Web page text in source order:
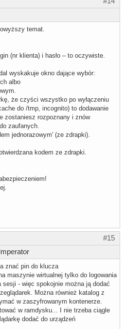
temat.
(nr klienta) i hasło – to oczywiste.
wyskakuje okno dające wybór:
albo
że czyści wszystko po wyłączeniu
do /tmp, incognito) to dodawanie
zostaniesz rozpoznany i znów
zaufanych.
jednorazowym' (ze zdrapki).
kodem ze zdrapki.
#15
znać pin do klucza
maszynie wirtualnej tylko do logowania
- więc spokojnie można ją dodać
Można również katalog z
w zaszyfrowanym kontenerze.
w ramdysku... I nie trzeba ciągle
dodać do urządzeń